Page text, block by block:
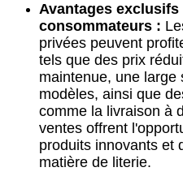
Avantages
consommateurs :
privées peuvent
tels que des prix
maintenue, une large
modèles, ainsi que
comme la livraison à
ventes offrent
produits innovants et
matière de literie.